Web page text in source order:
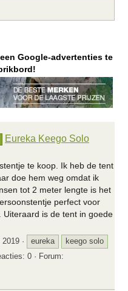
Google-advertenties te
Eureka Keego Solo
te koop. Ik heb de tent
doe hem weg omdat ik
tot 2 meter lengte is het
perfect voor
is de tent in goede
2019 eureka
keego solo
0
Forum: